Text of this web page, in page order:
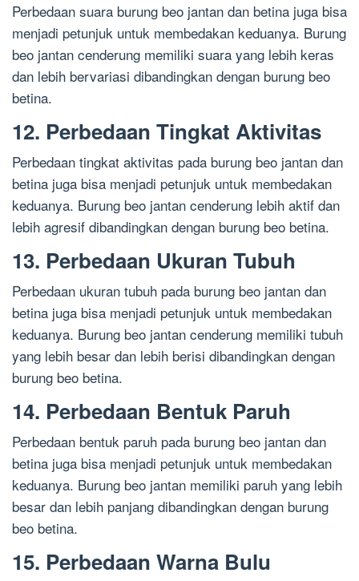
Perbedaan suara burung beo jantan dan betina juga bisa
menjadi petunjuk untuk membedakan keduanya. Burung
beo jantan cenderung memiliki suara yang lebih keras
dan lebih bervariasi dibandingkan dengan burung beo
betina.
12. Perbedaan Tingkat Aktivitas
Perbedaan tingkat aktivitas pada burung beo jantan dan
betina juga bisa menjadi petunjuk untuk membedakan
keduanya. Burung beo jantan cenderung lebih aktif dan
lebih agresif dibandingkan dengan burung beo betina.
13. Perbedaan Ukuran Tubuh
Perbedaan ukuran tubuh pada burung beo jantan dan
betina juga bisa menjadi petunjuk untuk membedakan
keduanya. Burung beo jantan cenderung memiliki tubuh
yang lebih besar dan lebih berisi dibandingkan dengan
burung beo betina.
14. Perbedaan Bentuk Paruh
Perbedaan bentuk paruh pada burung beo jantan dan
betina juga bisa menjadi petunjuk untuk membedakan
keduanya. Burung beo jantan memiliki paruh yang lebih
besar dan lebih panjang dibandingkan dengan burung
beo betina.
15. Perbedaan Warna Bulu